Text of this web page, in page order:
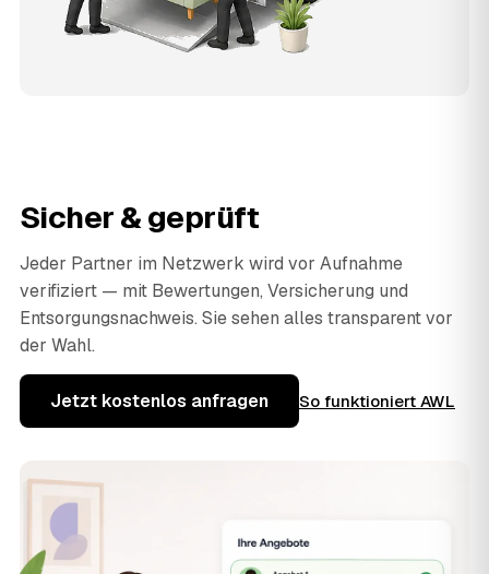
Sicher & geprüft
Jeder Partner im Netzwerk wird vor Aufnahme
verifiziert — mit Bewertungen, Versicherung und
Entsorgungsnachweis. Sie sehen alles transparent vor
der Wahl.
Jetzt kostenlos anfragen So funktioniert AWL